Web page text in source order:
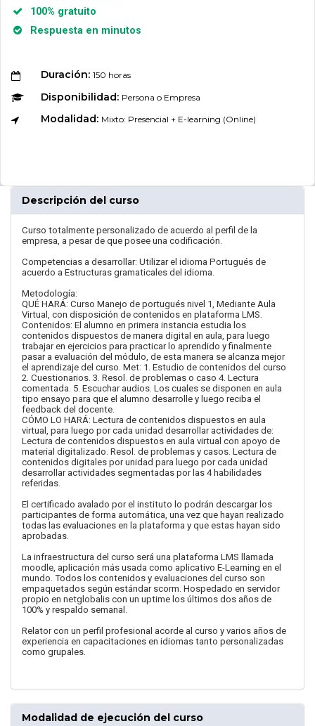
100% gratuito
Respuesta en minutos
Duración: 150 horas
Disponibilidad: Persona o Empresa
Modalidad: Mixto: Presencial + E-learning (Online)
Descripción del curso
Curso totalmente personalizado de acuerdo al perfil de la
empresa, a pesar de que posee una codificación.
Competencias a desarrollar: Utilizar el idioma Portugués de
acuerdo a Estructuras gramaticales del idioma.
Metodología:
QUÉ HARÁ: Curso Manejo de portugués nivel 1, Mediante Aula
Virtual, con disposición de contenidos en plataforma LMS.
Contenidos: El alumno en primera instancia estudia los
contenidos dispuestos de manera digital en aula, para luego
trabajar en ejercicios para practicar lo aprendido y finalmente
pasar a evaluación del módulo, de esta manera se alcanza mejor
el aprendizaje del curso. Met: 1. Estudio de contenidos del curso
2. Cuestionarios. 3. Resol. de problemas o caso 4. Lectura
comentada. 5. Escuchar audios. Los cuales se disponen en aula
tipo ensayo para que el alumno desarrolle y luego reciba el
feedback del docente.
CÓMO LO HARÁ: Lectura de contenidos dispuestos en aula
virtual, para luego por cada unidad desarrollar actividades de:
Lectura de contenidos dispuestos en aula virtual con apoyo de
material digitalizado. Resol. de problemas y casos. Lectura de
contenidos digitales por unidad para luego por cada unidad
desarrollar actividades segmentadas por las 4 habilidades
referidas.
El certificado avalado por el instituto lo podrán descargar los
participantes de forma automática, una vez que hayan realizado
todas las evaluaciones en la plataforma y que estas hayan sido
aprobadas.
La infraestructura del curso será una plataforma LMS llamada
moodle, aplicación más usada como aplicativo E-Learning en el
mundo. Todos los contenidos y evaluaciones del curso son
empaquetados según estándar scorm. Hospedado en servidor
propio en netglobalis con un uptime los últimos dos años de
100% y respaldo semanal.
Relator con un perfil profesional acorde al curso y varios años de
experiencia en capacitaciones en idiomas tanto personalizadas
como grupales.
Modalidad de ejecución del curso